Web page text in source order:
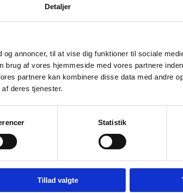
Detaljer
annoncer, til at vise dig funktioner til sociale
brug af vores hjemmeside med vores partnere
partnere kan kombinere disse data med andre
deres tjenester.
Statistik
Tillad valgte
af hver kvalitet.
en blanding med alle de gode egenskaber fra
Kid Mohair fra angorageder, hvilket giver